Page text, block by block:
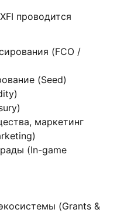
проводится
(FCO /
(Seed)
маркетинг
(In-game
(Grants &